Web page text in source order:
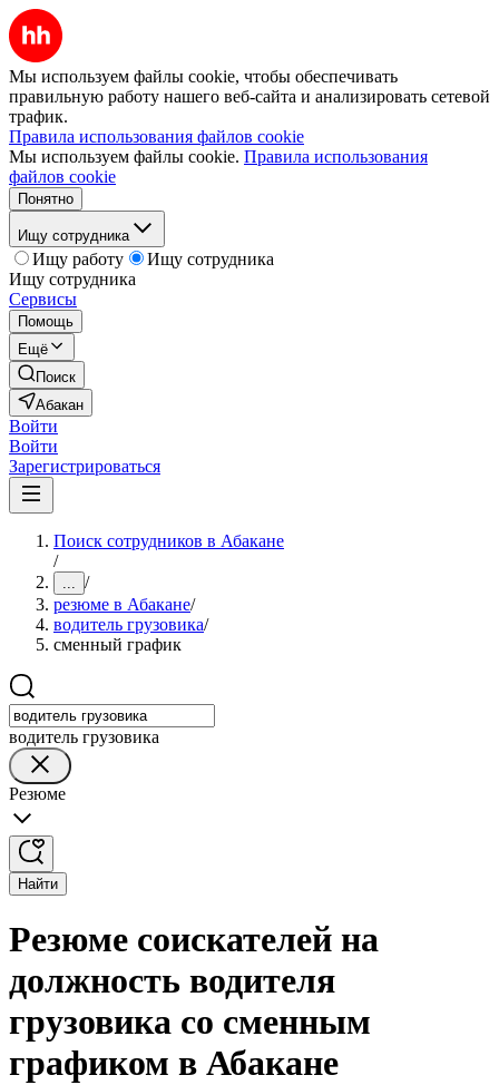
Мы используем файлы cookie, чтобы обеспечивать
правильную работу нашего веб-сайта и анализировать сетевой
трафик.
Правила использования файлов cookie
Мы используем файлы cookie. Правила использования
файлов cookie
Понятно
Ищу сотрудника
Ищу работу
Ищу сотрудника
Ищу сотрудника
Сервисы
Помощь
Ещё
Поиск
Абакан
Войти
Войти
Зарегистрироваться
Поиск сотрудников в Абакане
/
... /
резюме в Абакане/
водитель грузовика/
сменный график
водитель грузовика
Резюме
Найти
Резюме соискателей на
должность водителя
грузовика со сменным
графиком в Абакане